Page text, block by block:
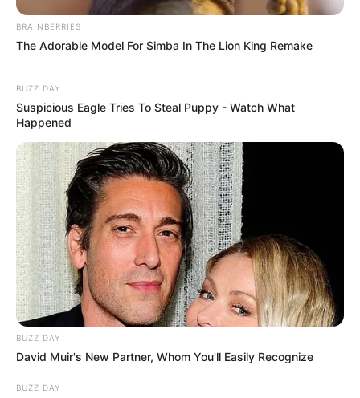
BRAINBERRIES
The Adorable Model For Simba In The Lion King Remake
BUZZ DAY
Suspicious Eagle Tries To Steal Puppy - Watch What
Happened
BUZZ DAY
David Muir's New Partner, Whom You'll Easily Recognize
BUZZ DAY